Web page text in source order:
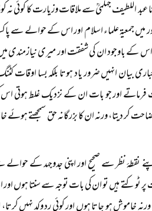
جہلمیؒ سے ملاقات وزیارت کا کوئی نہ کوئی
علماء اسلام اور اس کے حوالے سے
باوجود ان کی شفقت اور میری نیازمندی میں
بیان انہیں ضرور یاد ہوتا بلکہ بسا اوقات
اور جو بات ان کے نزدیک غلط ہوتی
کر دیتا، ورنہ ان کا بزرگانہ حق سمجھتے
نظر سے صحیح اور اپنی جدوجہد کے
ٹوکتے ہیں تو ان کی بات توجہ سے سنتا ہوں اور